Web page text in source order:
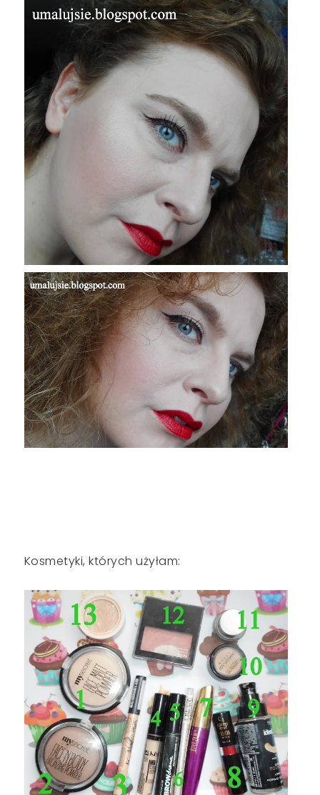
Kosmetyki, których użyłam: